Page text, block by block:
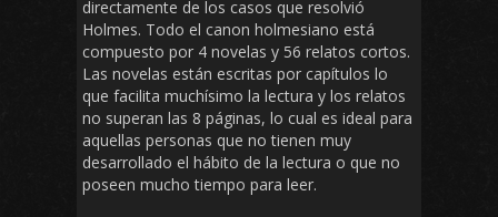
directamente de los casos que resolvió
Holmes. Todo el canon holmesiano está
compuesto por 4 novelas y 56 relatos cortos.
Las novelas están escritas por capítulos lo
que facilita muchísimo la lectura y los relatos
no superan las 8 páginas, lo cual es ideal para
aquellas personas que no tienen muy
desarrollado el hábito de la lectura o que no
poseen mucho tiempo para leer.